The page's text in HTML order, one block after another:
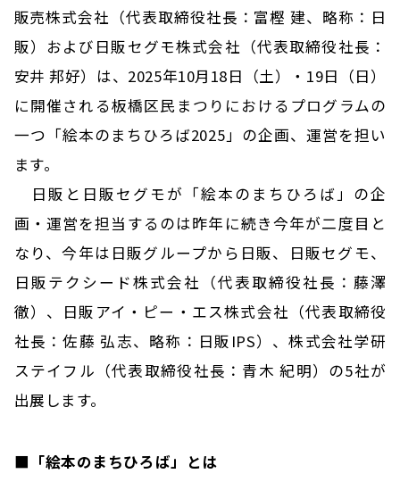
販売株式会社（代表取締役社長：富樫 建、略称：日
販）および日販セグモ株式会社（代表取締役社長：
安井 邦好）は、2025年10月18日（土）・19日（日）
に開催される板橋区民まつりにおけるプログラムの
一つ「絵本のまちひろば2025」の企画、運営を担い
ます。
日販と日販セグモが「絵本のまちひろば」の企
画・運営を担当するのは昨年に続き今年が二度目と
なり、今年は日販グループから日販、日販セグモ、
日販テクシード株式会社（代表取締役社長：藤澤
徹）、日販アイ・ピー・エス株式会社（代表取締役
社長：佐藤 弘志、略称：日販IPS）、株式会社学研
ステイフル（代表取締役社長：青木 紀明）の5社が
出展します。
■「絵本のまちひろば」とは